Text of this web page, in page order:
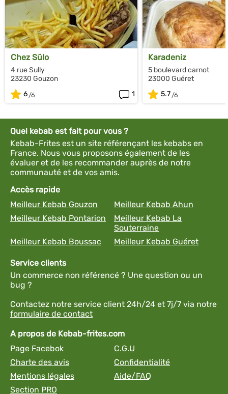
Chez Sülo
4 rue Sully
23230 Gouzon
6
1
Karadeniz
5 boulevard carnot
23000 Guéret
5.7
Quel kebab est fait pour vous ?
Kebab-Frites est un site référençant les kebabs en
France. Nous vous proposons également de les
évaluer et de les recommander auprès de notre
communauté et de vos amis.
Accès rapide
Meilleur Kebab Gouzon
Meilleur Kebab Ahun
Meilleur Kebab Pontarion
Meilleur Kebab La
Souterraine
Meilleur Kebab Boussac
Meilleur Kebab Guéret
Service clients
Un commerce non référencé ? Une question ou un
bug ?
Contactez notre service client 24h/24 et 7j/7 via notre
formulaire de contact
A propos de Kebab-frites.com
Page Facebok
C.G.U
Charte des avis
Confidentialité
Mentions légales
Aide/FAQ
Section PRO